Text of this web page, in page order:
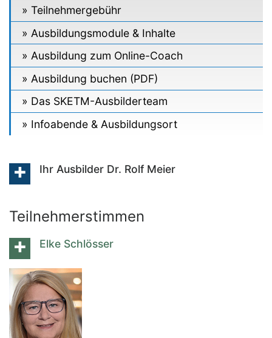
Teilnehmergebühr
Ausbildungsmodule & Inhalte
Ausbildung zum Online-Coach
Ausbildung buchen (PDF)
Das SKETM-Ausbilderteam
Infoabende & Ausbildungsort
Ihr Ausbilder Dr. Rolf Meier
Teilnehmerstimmen
Elke Schlösser